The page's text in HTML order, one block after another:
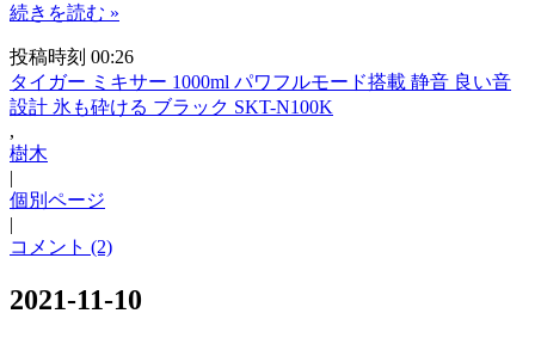
続きを読む »
投稿時刻 00:26
タイガー ミキサー 1000ml パワフルモード搭載 静音 良い音
設計 氷も砕ける ブラック SKT-N100K
,
樹木
|
個別ページ
|
コメント (2)
2021-11-10